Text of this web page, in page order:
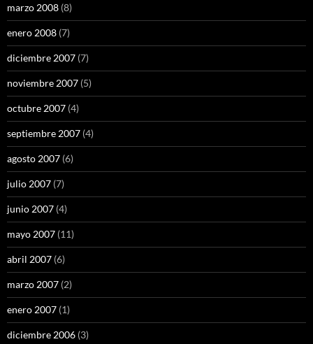
marzo 2008 (8)
enero 2008 (7)
diciembre 2007 (7)
noviembre 2007 (5)
octubre 2007 (4)
septiembre 2007 (4)
agosto 2007 (6)
julio 2007 (7)
junio 2007 (4)
mayo 2007 (11)
abril 2007 (6)
marzo 2007 (2)
enero 2007 (1)
diciembre 2006 (3)